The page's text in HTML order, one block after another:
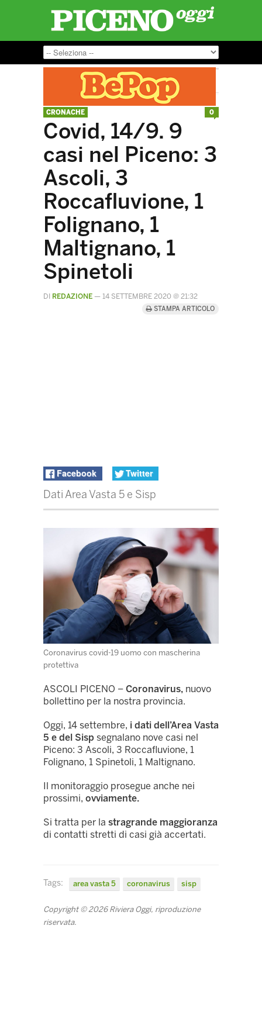
CRONACHE
Covid, 14/9. 9
casi nel Piceno: 3
Ascoli, 3
Roccafluvione, 1
Folignano, 1
Maltignano, 1
Spinetoli
DI REDAZIONE — 14 SETTEMBRE 2020 @ 21:32
STAMPA ARTICOLO
Facebook Twitter
Dati Area Vasta 5 e Sisp
Coronavirus covid-19 uomo con mascherina
protettiva
ASCOLI PICENO – Coronavirus, nuovo
bollettino per la nostra provincia.
Oggi, 14 settembre, i dati dell’Area Vasta
5 e del Sisp segnalano nove casi nel
Piceno: 3 Ascoli, 3 Roccafluvione, 1
Folignano, 1 Spinetoli, 1 Maltignano.
Il monitoraggio prosegue anche nei
prossimi, ovviamente.
Si tratta per la stragrande maggioranza
di contatti stretti di casi già accertati.
Tags: area vasta 5 coronavirus sisp
Copyright © 2026 Riviera Oggi, riproduzione
riservata.
0